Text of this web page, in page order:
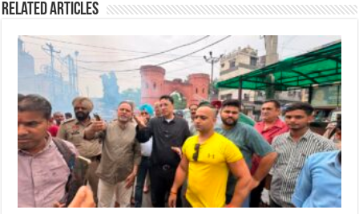
Related Articles